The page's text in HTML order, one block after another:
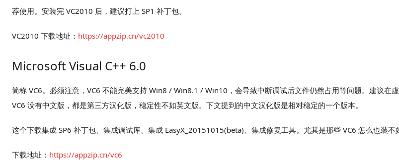
荐使用。安装完 VC2010 后，建议打上 SP1 补丁包。
VC2010 下载地址： https://appzip.cn/vc2010
Microsoft Visual C++ 6.0
简称 VC6。必须注意，VC6 不能完美支持 Win8 / Win8.1 / Win10，会导致中断调试后文件仍然占用等问题。建议在虚
VC6 没有中文版，都是第三方汉化版，稳定性不如英文版。下文提到的中文汉化版是相对稳定的一个版本。
这个下载集成 SP6 补丁包、集成调试库、集成 EasyX_20151015(beta)、集成修复工具。尤其是那些 VC6 怎么也装不
下载地址： https://appzip.cn/vc6